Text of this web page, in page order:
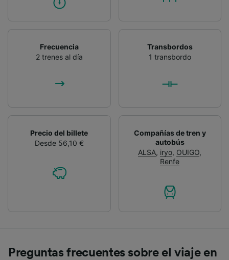
Frecuencia
2 trenes al día
Transbordos
1 transbordo
Precio del billete
Desde 56,10 €
Compañías de tren y
autobús
ALSA, iryo, OUIGO,
Renfe
Preguntas frecuentes sobre el viaje en